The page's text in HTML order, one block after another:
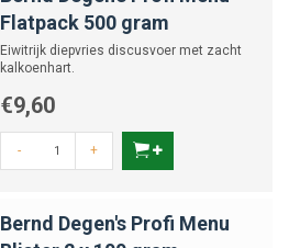
Flatpack 500 gram
Eiwitrijk diepvries discusvoer met zacht
kalkoenhart.
€9,60
- +
Bernd Degen's Profi Menu